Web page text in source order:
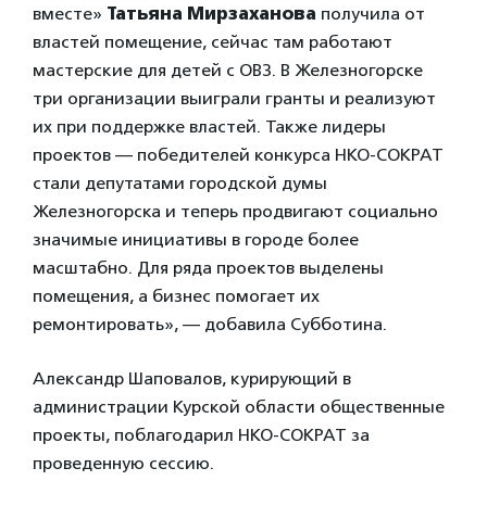
вместе» Татьяна Мирзаханова получила от
властей помещение, сейчас там работают
мастерские для детей с ОВЗ. В Железногорске
три организации выиграли гранты и реализуют
их при поддержке властей. Также лидеры
проектов — победителей конкурса НКО-СОКРАТ
стали депутатами городской думы
Железногорска и теперь продвигают социально
значимые инициативы в городе более
масштабно. Для ряда проектов выделены
помещения, а бизнес помогает их
ремонтировать», — добавила Субботина.
Александр Шаповалов, курирующий в
администрации Курской области общественные
проекты, поблагодарил НКО-СОКРАТ за
проведенную сессию.